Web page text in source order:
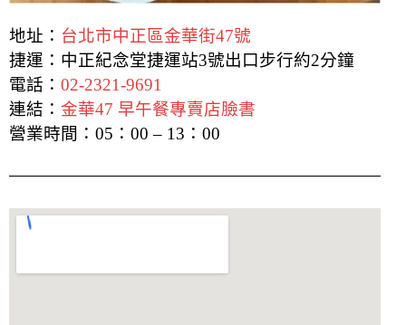
地址： 台北市中正區金華街47號
捷運：中正紀念堂捷運站3號出口步行約2分鐘
電話： 02-2321-9691
連結： 金華47 早午餐專賣店臉書
營業時間：05：00 – 13：00